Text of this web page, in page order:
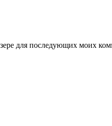
для последующих моих